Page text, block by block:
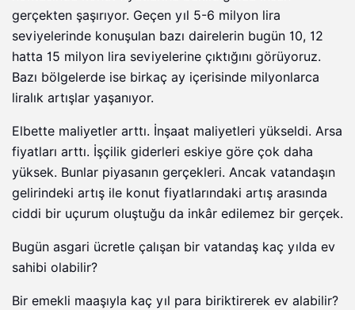
gerçekten şaşırıyor. Geçen yıl 5-6 milyon lira
seviyelerinde konuşulan bazı dairelerin bugün 10, 12
hatta 15 milyon lira seviyelerine çıktığını görüyoruz.
Bazı bölgelerde ise birkaç ay içerisinde milyonlarca
liralık artışlar yaşanıyor.
Elbette maliyetler arttı. İnşaat maliyetleri yükseldi. Arsa
fiyatları arttı. İşçilik giderleri eskiye göre çok daha
yüksek. Bunlar piyasanın gerçekleri. Ancak vatandaşın
gelirindeki artış ile konut fiyatlarındaki artış arasında
ciddi bir uçurum oluştuğu da inkâr edilemez bir gerçek.
Bugün asgari ücretle çalışan bir vatandaş kaç yılda ev
sahibi olabilir?
Bir emekli maaşıyla kaç yıl para biriktirerek ev alabilir?